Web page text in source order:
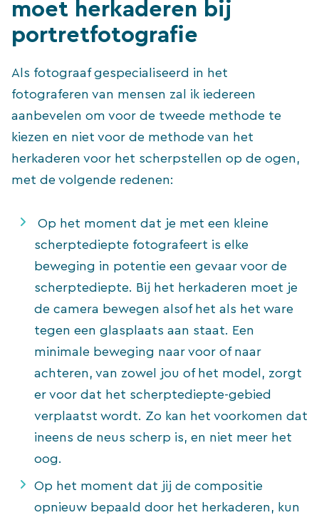
moet herkaderen bij
portretfotografie
Als fotograaf gespecialiseerd in het
fotograferen van mensen zal ik iedereen
aanbevelen om voor de tweede methode te
kiezen en niet voor de methode van het
herkaderen voor het scherpstellen op de ogen,
met de volgende redenen:
Op het moment dat je met een kleine
scherptediepte fotografeert is elke
beweging in potentie een gevaar voor de
scherptediepte. Bij het herkaderen moet je
de camera bewegen alsof het als het ware
tegen een glasplaats aan staat. Een
minimale beweging naar voor of naar
achteren, van zowel jou of het model, zorgt
er voor dat het scherptediepte-gebied
verplaatst wordt. Zo kan het voorkomen dat
ineens de neus scherp is, en niet meer het
oog.
Op het moment dat jij de compositie
opnieuw bepaald door het herkaderen, kun